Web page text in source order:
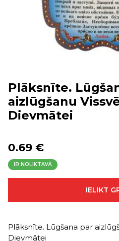
Plāksnīte.
aizlūgšanu
Dievmātei
0.69 €
IR NOLIKTAVĀ
IELIKT
Plāksnīte. Lūgšana par
Dievmātei